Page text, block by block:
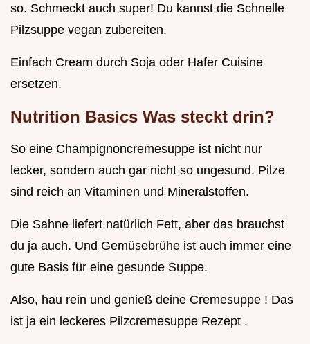
so. Schmeckt auch super! Du kannst die Schnelle
Pilzsuppe vegan zubereiten.
Einfach Cream durch Soja oder Hafer Cuisine
ersetzen.
Nutrition Basics Was steckt drin?
So eine Champignoncremesuppe ist nicht nur
lecker, sondern auch gar nicht so ungesund. Pilze
sind reich an Vitaminen und Mineralstoffen.
Die Sahne liefert natürlich Fett, aber das brauchst
du ja auch. Und Gemüsebrühe ist auch immer eine
gute Basis für eine gesunde Suppe.
Also, hau rein und genieß deine Cremesuppe ! Das
ist ja ein leckeres Pilzcremesuppe Rezept .